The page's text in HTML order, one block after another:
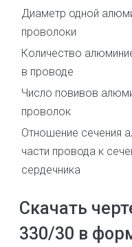
Диаметр одной
проволоки
Количество
в проводе
Число повивов
проволок
Отношение сечения
части провода к
сердечника
Скачать
330/30 в